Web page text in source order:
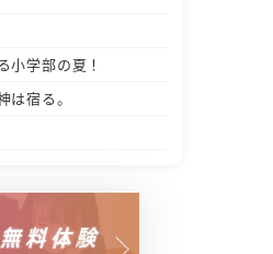
小学部の夏！
は宿る。